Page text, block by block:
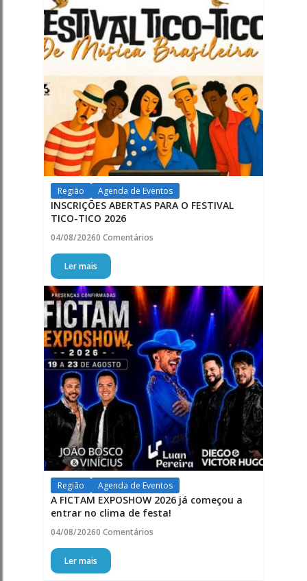
Região Agenda de Eventos
INSCRIÇÕES ABERTAS PARA O FESTIVAL
TICO-TICO 2026
04/08/20260 Comentários
Ler mais
Região Agenda de Eventos
A FICTAM EXPOSHOW 2026 já começou a
entrar no clima de festa!
04/08/20260 Comentários
Ler mais